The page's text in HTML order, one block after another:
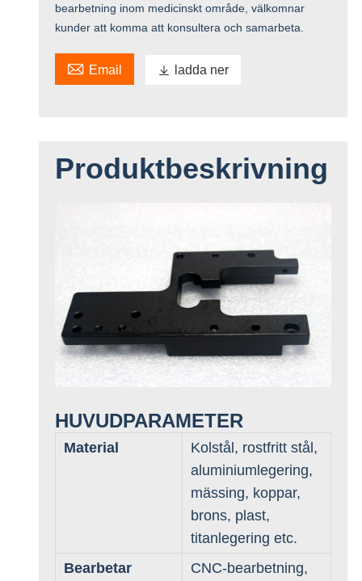
bearbetning inom medicinskt område, välkomnar
kunder att komma att konsultera och samarbeta.
 Email  ladda ner
Produktbeskrivning
HUVUDPARAMETER
Material
Kolstål, rostfritt stål,
aluminiumlegering,
mässing, koppar,
brons, plast,
titanlegering etc.
Bearbetar
CNC-bearbetning,